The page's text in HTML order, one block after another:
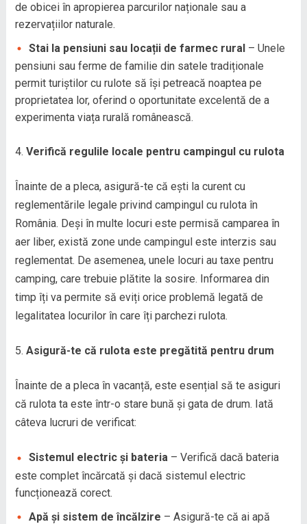
de obicei în apropierea parcurilor naționale sau a
rezervațiilor naturale.
Stai la pensiuni sau locații de farmec rural– Unele
pensiuni sau ferme de familie din satele tradiționale
permit turiștilor cu rulote să își petreacă noaptea pe
proprietatea lor, oferind o oportunitate excelentă de a
experimenta viața rurală românească.
Verifică regulile locale pentru campingul cu rulota
Înainte de a pleca, asigură-te că ești la curent cu
reglementările legale privind campingul cu rulota în
România. Deși în multe locuri este permisă camparea în
aer liber, există zone unde campingul este interzis sau
reglementat. De asemenea, unele locuri au taxe pentru
camping, care trebuie plătite la sosire. Informarea din
timp îți va permite să eviți orice problemă legată de
legalitatea locurilor în care îți parchezi rulota.
Asigură-te că rulota este pregătită pentru drum
Înainte de a pleca în vacanță, este esențial să te asiguri
că rulota ta este într-o stare bună și gata de drum. Iată
câteva lucruri de verificat:
Sistemul electric și bateria– Verifică dacă bateria
este complet încărcată și dacă sistemul electric
funcționează corect.
Apă și sistem de încălzire – Asigură-te că ai apă